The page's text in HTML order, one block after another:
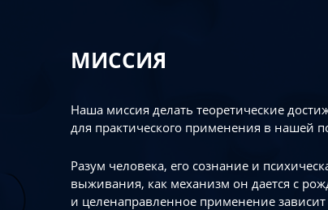
МИССИЯ
Наша миссия делать теоретические
для практического применения в нашей
Разум человека, его сознание и
выживания, как механизм он дается с
и целенаправленное применение